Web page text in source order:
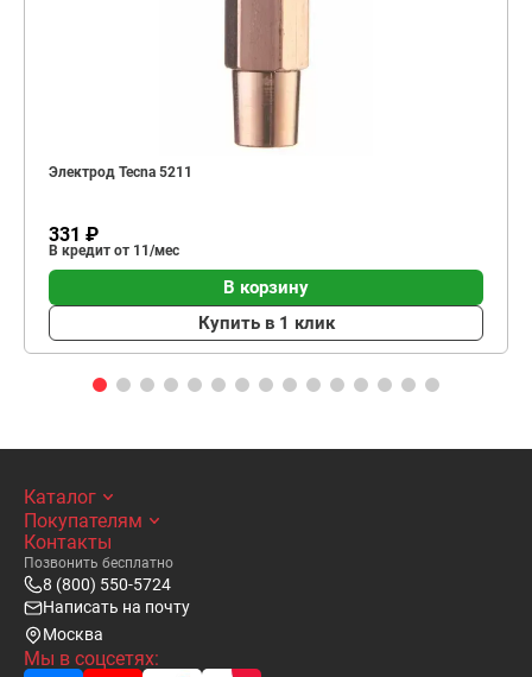
Электрод Tecna 5211
331 ₽
В кредит от 11/мес
В корзину
Купить в 1 клик
Каталог
Покупателям
Контакты
Позвонить бесплатно
8 (800) 550-5724
Написать на почту
Москва
Мы в соцсетях: